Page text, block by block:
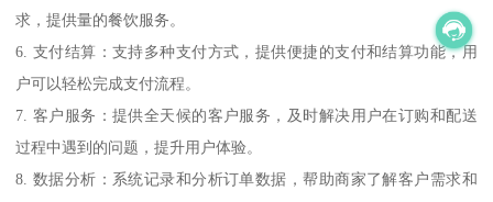
求，提供量的餐饮服务。
6. 支付结算：支持多种支付方式，提供便捷的支付和结算功能，用
户可以轻松完成支付流程。
7. 客户服务：提供全天候的客户服务，及时解决用户在订购和配送
过程中遇到的问题，提升用户体验。
8. 数据分析：系统记录和分析订单数据，帮助商家了解客户需求和